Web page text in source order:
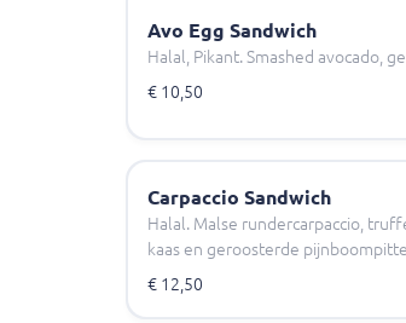
Avo Egg Sandwich
Halal, Pikant. Smashed avocado,
€ 10,50
Carpaccio Sandwich
Halal. Malse rundercarpaccio,
kaas en geroosterde
€ 12,50